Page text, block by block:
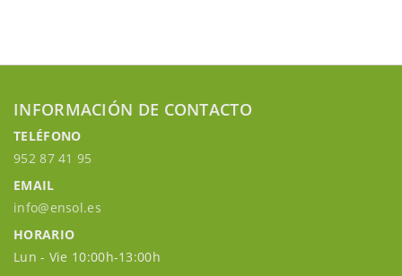
INFORMACIÓN DE CONTACTO
TELÉFONO
952 87 41 95
EMAIL
info@ensol.es
HORARIO
Lun - Vie 10:00h-13:00h